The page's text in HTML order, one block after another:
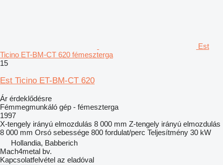
Est
Ticino ET-BM-CT 620 fémeszterga
15
Est Ticino ET-BM-CT 620
Ár érdeklődésre
Fémmegmunkáló gép - fémeszterga
1997
X-tengely irányú elmozdulás 8 000 mm Z-tengely irányú elmozdulás
8 000 mm Orsó sebessége 800 fordulat/perc Teljesítmény 30 kW
Hollandia, Babberich
Mach4metal bv.
Kapcsolatfelvétel az eladóval